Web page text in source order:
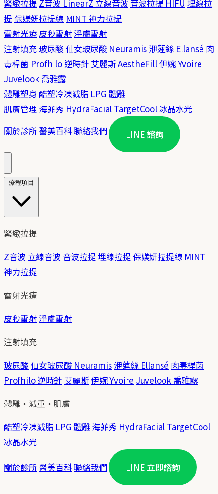
緊緻拉提 Z音波 LinearZ 立線音波 音波拉提 HIFU 埋線拉
提保媄妍拉提線 MINT 神力拉提
雷射光療 皮秒雷射淨膚雷射
注射填充玻尿酸 仙女玻尿酸 Neuramis 洢蓮絲 Ellansé 肉
毒桿菌 Profhilo 逆時針 艾麗斯 AestheFill伊婉 Yvoire
Juvelook 喬雅露
體雕塑身 酷塑冷凍減脂 LPG 體雕
肌膚管理 海菲秀 HydraFacial TargetCool 冰晶水光
關於診所醫美百科聯絡我們 LINE 諮詢
緊緻拉提
Z音波 立線音波 音波拉提埋線拉提保媄妍拉提線 MINT
神力拉提
雷射光療
皮秒雷射淨膚雷射
注射填充
玻尿酸 仙女玻尿酸 Neuramis 洢蓮絲 Ellansé 肉毒桿菌
Profhilo 逆時針 艾麗斯伊婉 Yvoire Juvelook 喬雅露
體雕・減重・肌膚
酷塑冷凍減脂 LPG 體雕 海菲秀 HydraFacial TargetCool
冰晶水光
關於診所醫美百科聯絡我們 LINE 立即諮詢